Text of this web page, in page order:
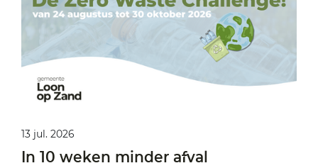
13 jul. 2026
In 10 weken minder afval